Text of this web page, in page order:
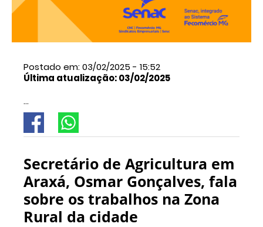
Postado em: 03/02/2025 - 15:52
Última atualização: 03/02/2025
...
Secretário de Agricultura em
Araxá, Osmar Gonçalves, fala
sobre os trabalhos na Zona
Rural da cidade